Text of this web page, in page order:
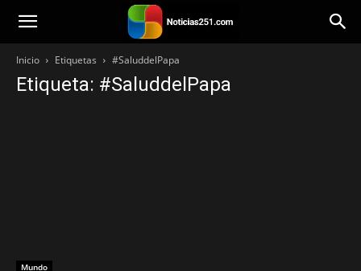
Noticias251
Inicio Etiquetas #SaluddelPapa
Etiqueta: #SaluddelPapa
Mundo